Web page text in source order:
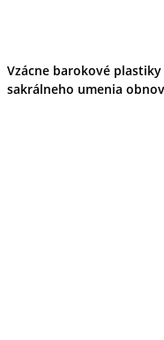
Vzácne barokové
sakrálneho umenia